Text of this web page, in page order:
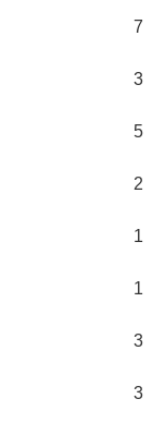
7
3
5
2
1
1
3
3